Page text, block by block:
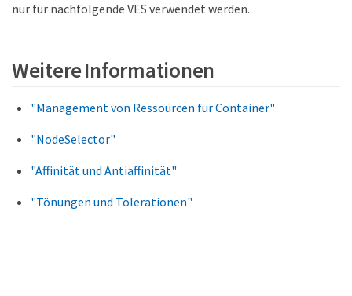
nur für nachfolgende VES verwendet werden.
Weitere Informationen
"Management von Ressourcen für Container"
"NodeSelector"
"Affinität und Antiaffinität"
"Tönungen und Tolerationen"